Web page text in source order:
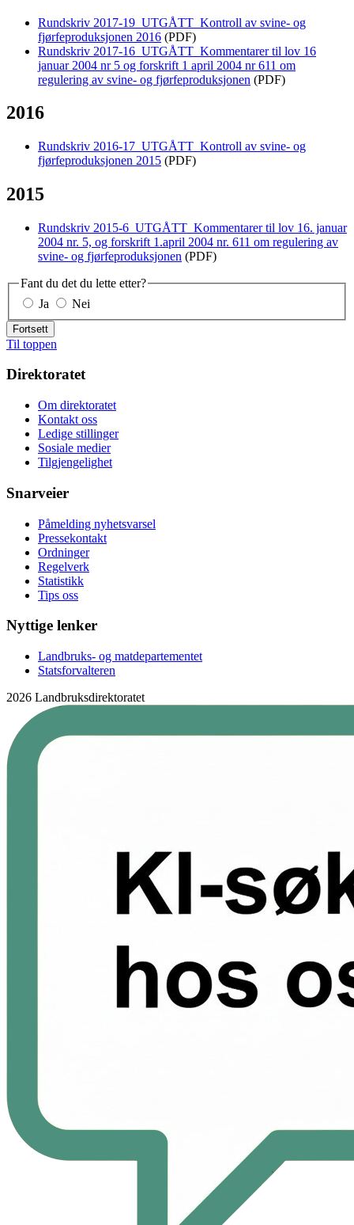
Rundskriv 2017-19_UTGÅTT_Kontroll av svine- og
fjørfeproduksjonen 2016 (PDF)
Rundskriv 2017-16_UTGÅTT_Kommentarer til lov 16
januar 2004 nr 5 og forskrift 1 april 2004 nr 611 om
regulering av svine- og fjørfeproduksjonen (PDF)
2016
Rundskriv 2016-17_UTGÅTT_Kontroll av svine- og
fjørfeproduksjonen 2015 (PDF)
2015
Rundskriv 2015-6_UTGÅTT_Kommentarer til lov 16. januar
2004 nr. 5, og forskrift 1.april 2004 nr. 611 om regulering av
svine- og fjørfeproduksjonen (PDF)
Fant du det du lette etter?
Ja
Nei
Fortsett
Til toppen
Direktoratet
Om direktoratet
Kontakt oss
Ledige stillinger
Sosiale medier
Tilgjengelighet
Snarveier
Påmelding nyhetsvarsel
Pressekontakt
Ordninger
Regelverk
Statistikk
Tips oss
Nyttige lenker
Landbruks- og matdepartementet
Statsforvalteren
2026 Landbruksdirektoratet